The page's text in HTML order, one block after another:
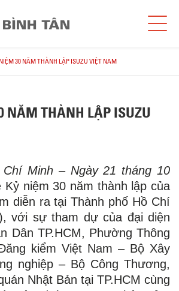
30 NĂM THÀNH LẬP ISUZU VIỆT NAM
NĂM THÀNH LẬP ISUZU
Chí Minh – Ngày 21 tháng 10
niệm 30 năm thành lập của
diễn ra tại Thành phố Hồ Chí
với sự tham dự của đại diện
Dân TP.HCM, Phường Thông
kiểm Việt Nam – Bộ Xây
nghiệp – Bộ Công Thương,
Nhật Bản tại TP.HCM cùng